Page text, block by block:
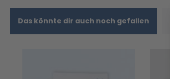
Das könnte dir auch noch gefallen